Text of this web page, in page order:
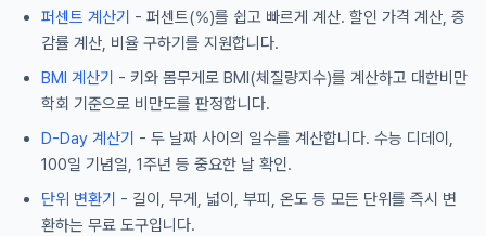
퍼센트 계산기 - 퍼센트(%)를 쉽고 빠르게 계산. 할인 가격 계산, 증
감률 계산, 비율 구하기를 지원합니다.
BMI 계산기 - 키와 몸무게로 BMI(체질량지수)를 계산하고 대한비만
학회 기준으로 비만도를 판정합니다.
D-Day 계산기 - 두 날짜 사이의 일수를 계산합니다. 수능 디데이,
100일 기념일, 1주년 등 중요한 날 확인.
단위 변환기 - 길이, 무게, 넓이, 부피, 온도 등 모든 단위를 즉시 변
환하는 무료 도구입니다.